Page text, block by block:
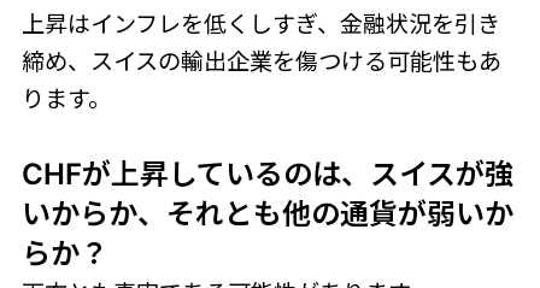
上昇はインフレを低くしすぎ、金融状況を引き
締め、スイスの輸出企業を傷つける可能性もあ
ります。
CHFが上昇しているのは、スイスが強
いからか、それとも他の通貨が弱いか
らか？